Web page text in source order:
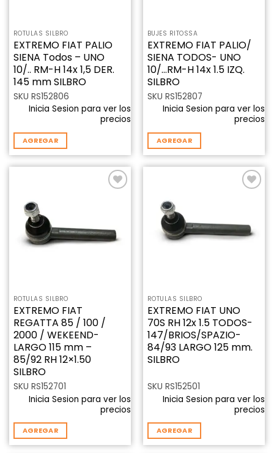
ROTULAS SILBRO
EXTREMO FIAT PALIO
SIENA Todos – UNO
10/.. RM-H 14x 1,5 DER.
145 mm SILBRO
SKU RS152806
Inicia Sesion para ver los
precios
AGREGAR
BUJES RITOSSA
EXTREMO FIAT PALIO/
SIENA TODOS- UNO
10/…RM-H 14x 1.5 IZQ.
SILBRO
SKU RS152807
Inicia Sesion para ver los
precios
AGREGAR
ROTULAS SILBRO
EXTREMO FIAT
REGATTA 85 / 100 /
2000 / WEKEEND-
LARGO 115 mm –
85/92 RH 12×1.50
SILBRO
SKU RS152701
Inicia Sesion para ver los
precios
AGREGAR
deseos
ROTULAS SILBRO
EXTREMO FIAT UNO
70S RH 12x 1.5 TODOS-
147/BRIOS/SPAZIO-
84/93 LARGO 125 mm.
SILBRO
SKU RS152501
Inicia Sesion para ver los
precios
AGREGAR